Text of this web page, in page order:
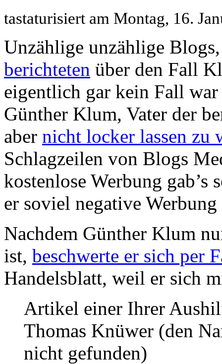
tastaturisiert am Montag, 16.
Unzählige unzählige
berichteten über den Fall
eigentlich gar kein Fall
Günther Klum, Vater der
aber nicht locker lassen zu
Schlagzeilen von Blogs
kostenlose Werbung
er soviel negative
Nachdem Günther Klum
ist, beschwerte er sich per
Handelsblatt, weil er sich
Artikel einer Ihrer
Thomas Knüwer (den
nicht gefunden)